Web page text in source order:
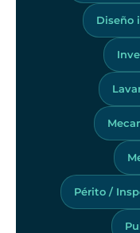
Diseño
Périto /